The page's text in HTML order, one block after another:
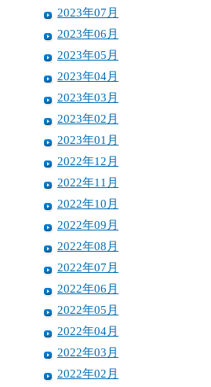
2023年07月
2023年06月
2023年05月
2023年04月
2023年03月
2023年02月
2023年01月
2022年12月
2022年11月
2022年10月
2022年09月
2022年08月
2022年07月
2022年06月
2022年05月
2022年04月
2022年03月
2022年02月